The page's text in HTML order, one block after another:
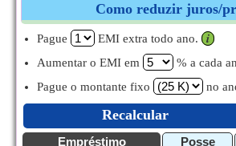
Como reduzir juros/
Pague EMI extra todo ano.
𝒊
Aumentar o EMI em
% a cada
Pague o montante fixo
no
Recalcular
Empréstimo Posse